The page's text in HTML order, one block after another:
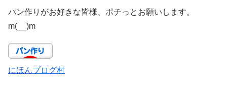
パン作りがお好きな皆様、ポチっとお願いします。
m(__)m
にほんブログ村